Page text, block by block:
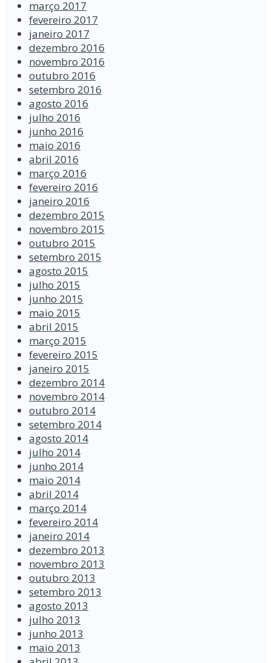
março 2017
fevereiro 2017
janeiro 2017
dezembro 2016
novembro 2016
outubro 2016
setembro 2016
agosto 2016
julho 2016
junho 2016
maio 2016
abril 2016
março 2016
fevereiro 2016
janeiro 2016
dezembro 2015
novembro 2015
outubro 2015
setembro 2015
agosto 2015
julho 2015
junho 2015
maio 2015
abril 2015
março 2015
fevereiro 2015
janeiro 2015
dezembro 2014
novembro 2014
outubro 2014
setembro 2014
agosto 2014
julho 2014
junho 2014
maio 2014
abril 2014
março 2014
fevereiro 2014
janeiro 2014
dezembro 2013
novembro 2013
outubro 2013
setembro 2013
agosto 2013
julho 2013
junho 2013
maio 2013